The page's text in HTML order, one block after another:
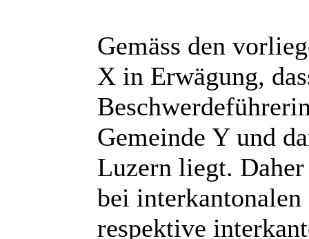
Gemäss den
X in Erwägung,
Gemeinde Y und
Luzern liegt.
bei
respektive